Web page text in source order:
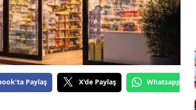
Paylaş X'de Paylaş Whatsapp'tan